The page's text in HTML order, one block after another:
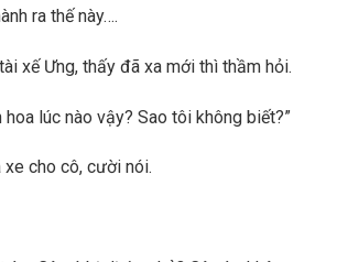
ra thế này….
xế Ưng, thấy đã xa mới thì thầm hỏi.
hoa lúc nào vậy? Sao tôi không biết?”
cho cô, cười nói.